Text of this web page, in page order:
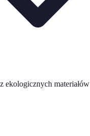
ekologicznych materiałów